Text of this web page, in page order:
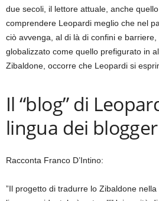
due secoli, il lettore attuale, anche
comprendere Leopardi meglio che nel
ciò avvenga, al di là di confini e
globalizzato come quello prefigurato in
Zibaldone, occorre che Leopardi si
Il “blog” di
lingua dei blogger
Racconta Franco D’Intino:
”Il progetto di tradurre lo Zibaldone